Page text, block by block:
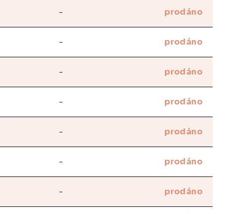
- prodáno
- prodáno
- prodáno
- prodáno
- prodáno
- prodáno
- prodáno